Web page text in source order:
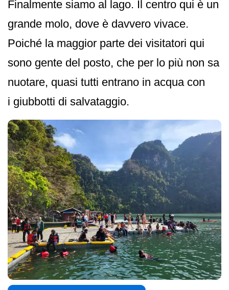
Finalmente siamo al lago. Il centro qui è un
grande molo, dove è davvero vivace.
Poiché la maggior parte dei visitatori qui
sono gente del posto, che per lo più non sa
nuotare, quasi tutti entrano in acqua con
i giubbotti di salvataggio.